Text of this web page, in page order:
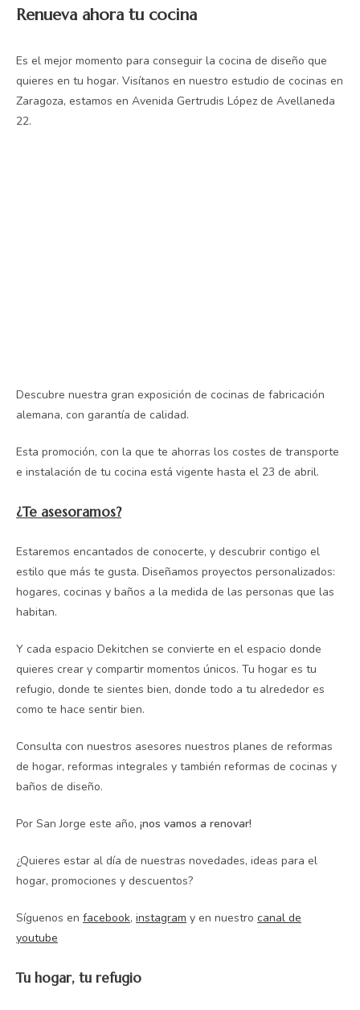
Renueva ahora tu cocina
Es el mejor momento para conseguir la cocina de diseño que
quieres en tu hogar. Visítanos en nuestro estudio de cocinas en
Zaragoza, estamos en Avenida Gertrudis López de Avellaneda
22.
Descubre nuestra gran exposición de cocinas de fabricación
alemana, con garantía de calidad.
Esta promoción, con la que te ahorras los costes de transporte
e instalación de tu cocina está vigente hasta el 23 de abril.
¿Te asesoramos?
Estaremos encantados de conocerte, y descubrir contigo el
estilo que más te gusta. Diseñamos proyectos personalizados:
hogares, cocinas y baños a la medida de las personas que las
habitan.
Y cada espacio Dekitchen se convierte en el espacio donde
quieres crear y compartir momentos únicos. Tu hogar es tu
refugio, donde te sientes bien, donde todo a tu alrededor es
como te hace sentir bien.
Consulta con nuestros asesores nuestros planes de reformas
de hogar, reformas integrales y también reformas de cocinas y
baños de diseño.
Por San Jorge este año, ¡nos vamos a renovar!
¿Quieres estar al día de nuestras novedades, ideas para el
hogar, promociones y descuentos?
Síguenos en facebook, instagram y en nuestro canal de
youtube
Tu hogar, tu refugio